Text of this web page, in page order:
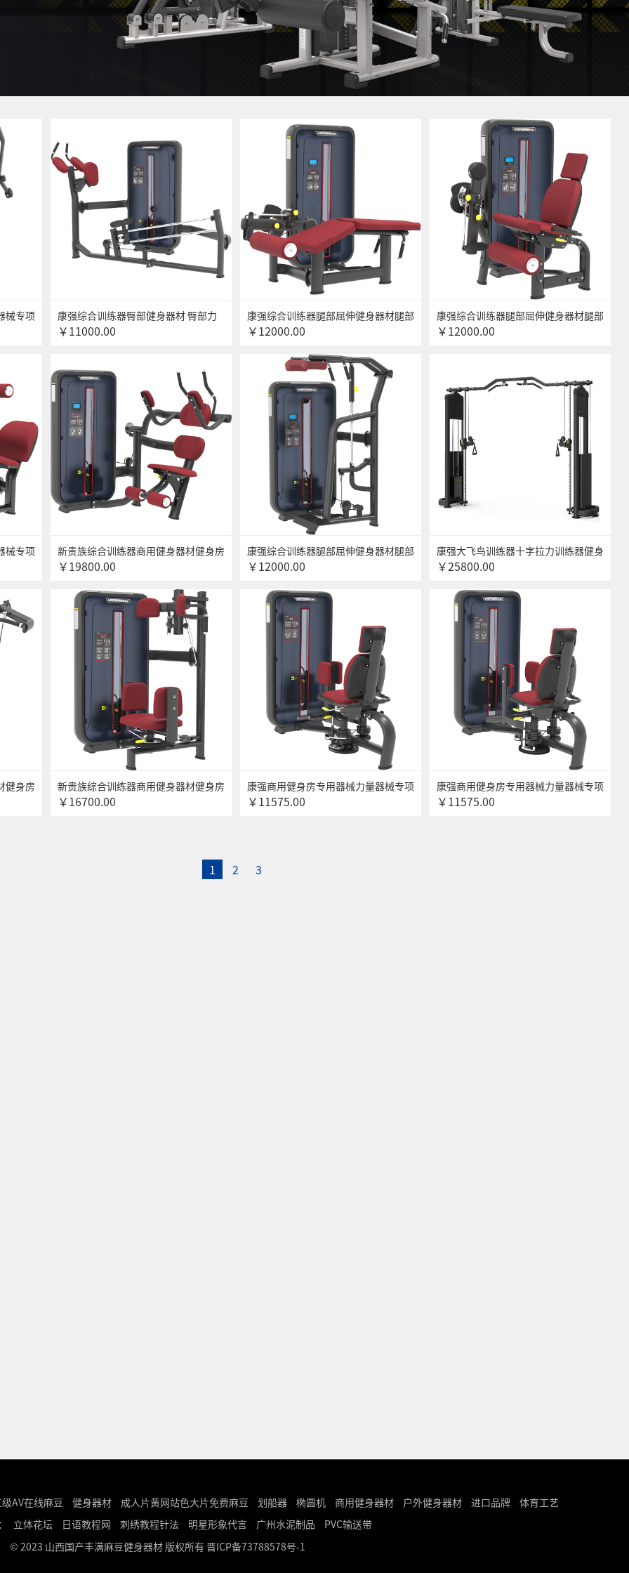
械专项
康强综合训练器臀部健身器材 臀部力
量训练器材 XG-Z-6007臀部训练器
￥11000.00
康强综合训练器腿部屈伸健身器材腿部
屈伸力量训练器材 6008俯卧式屈腿训
￥12000.00
康强综合训练器腿部屈伸健身器材腿部
屈伸力量训练器材 6009大腿伸展训练
￥12000.00
械专项
新贵族综合训练器商用健身器材健身房
专用上肢力量专项训练器 6011坐式腹
￥19800.00
康强综合训练器腿部屈伸健身器材腿部
屈伸力量训练器材 6012立式小腿训练
￥12000.00
康强大飞鸟训练器十字拉力训练器健身
房专用综合训练器 6013B
￥25800.00
健身房
新贵族综合训练器商用健身器材健身房
专用上肢力量专项训练器 6015躯干转
￥16700.00
康强商用健身房专用器械力量器械专项
器械无氧健身器械 6016大腿内收训练
￥11575.00
康强商用健身房专用器械力量器械专项
器械无氧健身器械 6017大腿伸展训练
￥11575.00
1 2 3
AV在线麻豆 健身器材 成人片黄网站色大片免费麻豆 划船器 椭圆机 商用健身器材 户外健身器材 进口品牌
体育工艺
立体花坛 日语教程网 刺绣教程针法 明星形象代言 广州水泥制品
PVC输送带
© 2023 山西国产丰满麻豆健身器材 版权所有晋ICP备73788578号-1